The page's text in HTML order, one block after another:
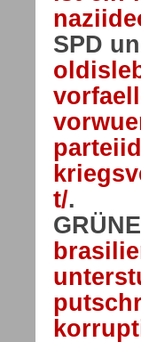
SPD
t/.